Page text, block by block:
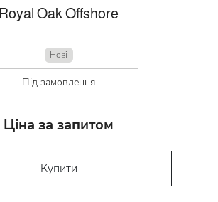
Royal Oak Offshore
Нові
Під замовлення
Ціна за запитом
Купити